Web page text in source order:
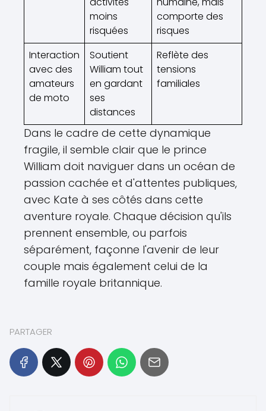
moins
risquées
comporte des
risques
Interaction
avec des
amateurs
de moto
Soutient
William tout
en gardant
ses
distances
Reflète des
tensions
familiales
Dans le cadre de cette dynamique
fragile, il semble clair que le prince
William doit naviguer dans un océan de
passion cachée et d'attentes publiques,
avec Kate à ses côtés dans cette
aventure royale. Chaque décision qu'ils
prennent ensemble, ou parfois
séparément, façonne l'avenir de leur
couple mais également celui de la
famille royale britannique.
PARTAGER